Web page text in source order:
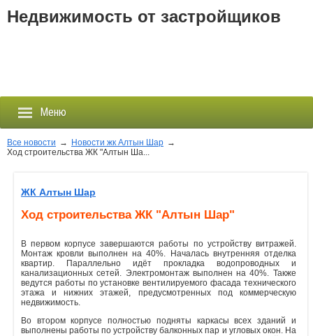
Недвижимость от застройщиков
Меню
Новостройки
Новости
События
Агентства
Все новости → Новости жк Алтын Шар →
Ход строительства ЖК "Алтын Ша...
ЖК Алтын Шар
Ход строительства ЖК "Алтын Шар"
В первом корпусе завершаются работы по устройству витражей.
Монтаж кровли выполнен на 40%. Началась внутренняя отделка
квартир. Параллельно идёт прокладка водопроводных и
канализационных сетей. Электромонтаж выполнен на 40%. Также
ведутся работы по установке вентилируемого фасада технического
этажа и нижних этажей, предусмотренных под коммерческую
недвижимость.
Во втором корпусе полностью подняты каркасы всех зданий и
выполнены работы по устройству балконных пар и угловых окон. На